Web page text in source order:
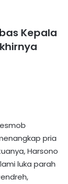
Kepala
pria
Harsono
luka parah